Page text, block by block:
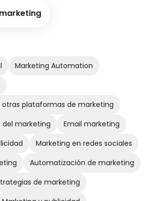
Marketing Automation
plataformas de marketing
marketing
Email marketing
Marketing en redes sociales
Automatización de marketing
de marketing